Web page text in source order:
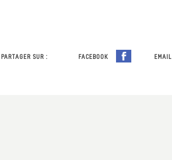
PARTAGER SUR : FACEBOOK EMAIL